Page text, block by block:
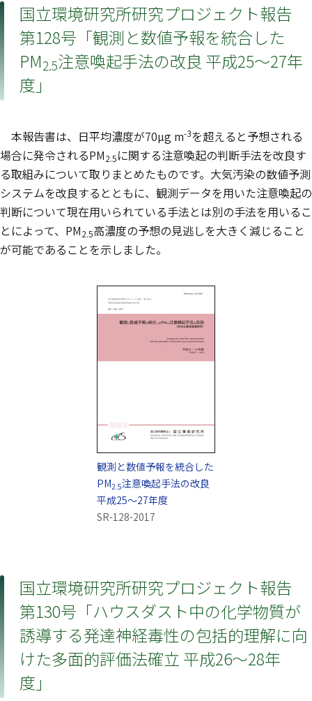
国立環境研究所研究プロジェクト報告
第128号「観測と数値予報を統合した
PM2.5注意喚起手法の改良 平成25～27年
度」
観測と数値予報を統合した
PM2.5注意喚起手法の改良
平成25～27年度
SR-128-2017
本報告書は、日平均濃度が70µg m-3を超えると予想される
場合に発令されるPM2.5に関する注意喚起の判断手法を改良す
る取組みについて取りまとめたものです。大気汚染の数値予測
システムを改良するとともに、観測データを用いた注意喚起の
判断について現在用いられている手法とは別の手法を用いるこ
とによって、PM2.5高濃度の予想の見逃しを大きく減じること
が可能であることを示しました。
国立環境研究所研究プロジェクト報告
第130号「ハウスダスト中の化学物質が
誘導する発達神経毒性の包括的理解に向
けた多面的評価法確立 平成26～28年
度」